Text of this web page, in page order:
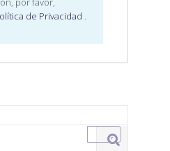
de Privacidad .